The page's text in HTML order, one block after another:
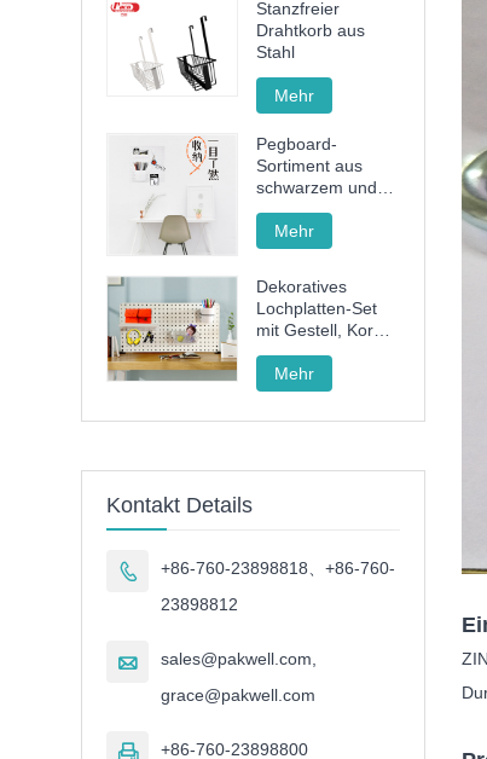
Stanzfreier
Drahtkorb aus
Stahl
Mehr
Pegboard-
Sortiment aus
schwarzem und
weißem Kunststoff
Mehr
Dekoratives
Lochplatten-Set
mit Gestell, Korb
und Becher zum
Organisieren
Mehr
Kontakt Details

+86-760-23898818、+86-760-
23898812

sales@pakwell.com,
grace@pakwell.com
 +86-760-23898800